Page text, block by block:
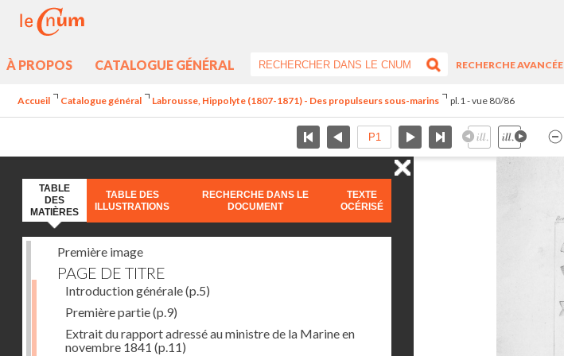
À PROPOS CATALOGUE GÉNÉRAL
RECHERCHE AVANCÉE
Accueil Catalogue général Labrousse, Hippolyte (1807-1871) - Des propulseurs sous-marins pl.1 - vue 80/86
TABLE
DES
MATIÈRES
TABLE DES
ILLUSTRATIONS
RECHERCHE DANS LE
DOCUMENT
TEXTE
OCÉRISÉ
Première image
PAGE DE TITRE
Introduction générale(p.5)
Première partie(p.9)
Extrait du rapport adressé au ministre de la Marine en
novembre 1841 (p.11)